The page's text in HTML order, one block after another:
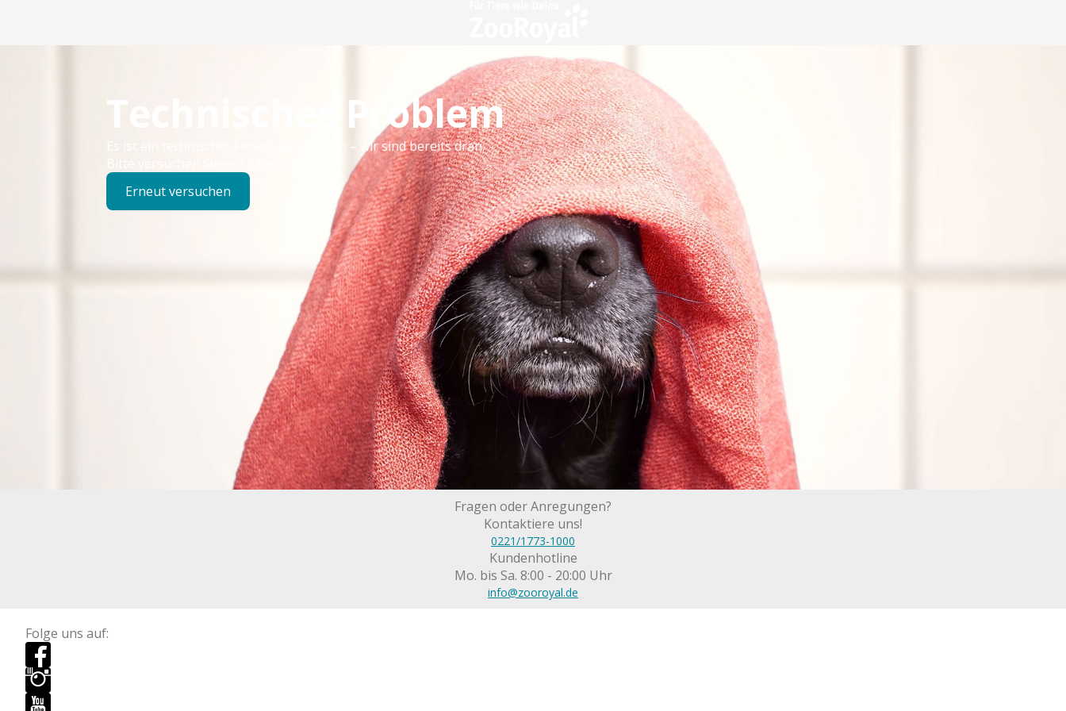
Technisches Problem
Es ist ein technischer Fehler aufgetreten – wir sind bereits dran.
Bitte versuchen Sie es später erneut.
Erneut versuchen
Fragen oder Anregungen?
Kontaktiere uns!
0221/1773-1000
Kundenhotline
Mo. bis Sa. 8:00 - 20:00 Uhr
info@zooroyal.de
Folge uns auf: